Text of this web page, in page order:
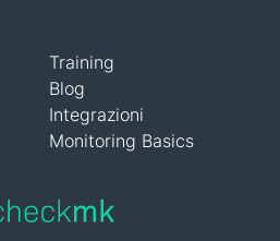
Training
Blog
Integrazioni
Monitoring Basics